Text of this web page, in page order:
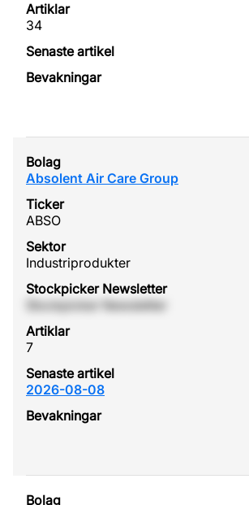
34
Absolent Air Care Group
ABSO
Industriprodukter
Stockpicker Newsletter
7
2026-08-08